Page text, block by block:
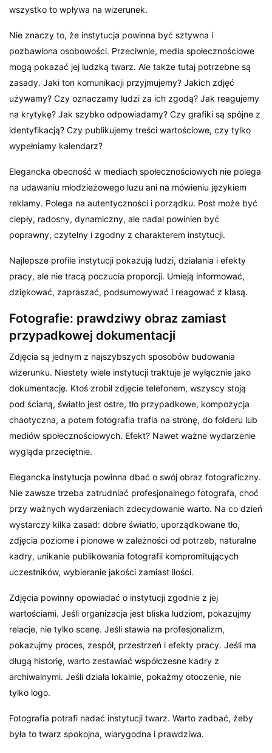
wszystko to wpływa na wizerunek.
Nie znaczy to, że instytucja powinna być sztywna i
pozbawiona osobowości. Przeciwnie, media społecznościowe
mogą pokazać jej ludzką twarz. Ale także tutaj potrzebne są
zasady. Jaki ton komunikacji przyjmujemy? Jakich zdjęć
używamy? Czy oznaczamy ludzi za ich zgodą? Jak reagujemy
na krytykę? Jak szybko odpowiadamy? Czy grafiki są spójne z
identyfikacją? Czy publikujemy treści wartościowe, czy tylko
wypełniamy kalendarz?
Elegancka obecność w mediach społecznościowych nie polega
na udawaniu młodzieżowego luzu ani na mówieniu językiem
reklamy. Polega na autentyczności i porządku. Post może być
ciepły, radosny, dynamiczny, ale nadal powinien być
poprawny, czytelny i zgodny z charakterem instytucji.
Najlepsze profile instytucji pokazują ludzi, działania i efekty
pracy, ale nie tracą poczucia proporcji. Umieją informować,
dziękować, zapraszać, podsumowywać i reagować z klasą.
Fotografie: prawdziwy obraz zamiast
przypadkowej dokumentacji
Zdjęcia są jednym z najszybszych sposobów budowania
wizerunku. Niestety wiele instytucji traktuje je wyłącznie jako
dokumentację. Ktoś zrobił zdjęcie telefonem, wszyscy stoją
pod ścianą, światło jest ostre, tło przypadkowe, kompozycja
chaotyczna, a potem fotografia trafia na stronę, do folderu lub
mediów społecznościowych. Efekt? Nawet ważne wydarzenie
wygląda przeciętnie.
Elegancka instytucja powinna dbać o swój obraz fotograficzny.
Nie zawsze trzeba zatrudniać profesjonalnego fotografa, choć
przy ważnych wydarzeniach zdecydowanie warto. Na co dzień
wystarczy kilka zasad: dobre światło, uporządkowane tło,
zdjęcia poziome i pionowe w zależności od potrzeb, naturalne
kadry, unikanie publikowania fotografii kompromitujących
uczestników, wybieranie jakości zamiast ilości.
Zdjęcia powinny opowiadać o instytucji zgodnie z jej
wartościami. Jeśli organizacja jest bliska ludziom, pokazujmy
relacje, nie tylko scenę. Jeśli stawia na profesjonalizm,
pokazujmy proces, zespół, przestrzeń i efekty pracy. Jeśli ma
długą historię, warto zestawiać współczesne kadry z
archiwalnymi. Jeśli działa lokalnie, pokażmy otoczenie, nie
tylko logo.
Fotografia potrafi nadać instytucji twarz. Warto zadbać, żeby
była to twarz spokojna, wiarygodna i prawdziwa.